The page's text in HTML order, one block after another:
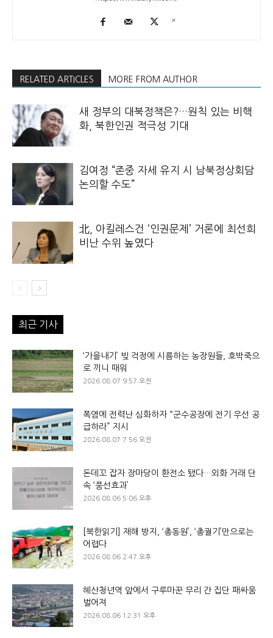
RELATED ARTICLES MORE FROM AUTHOR
새 정부의 대북정책은?…원칙 있는 비핵
화, 북한인권 적극성 기대
김여정 “존중 자세 유지 시 남북정상회담
논의할 수도”
北, 아킬레스건 ‘인권문제’ 거론에 최선희
비난 수위 높였다
최근 기사
‘가을내기’ 빚 걱정에 시름하는 농장원들, 호박죽으
로 끼니 때워
2026.08.07 9:57 오전
폭염에 전력난 심화하자 “군수공장에 전기 우선 공
급하라” 지시
2026.08.07 7:56 오전
돈데꼬 잡자 장마당이 환전소 됐다…외화 거래 단
속 ‘풍선효과’
2026.08.06 5:06 오후
[북한읽기] 재해 방지, ‘총동원’, ‘총궐기’만으로는
어렵다
2026.08.06 2:47 오후
혜산청년역 앞에서 구루마꾼 무리 간 집단 패싸움
벌어져
2026.08.06 12:31 오후